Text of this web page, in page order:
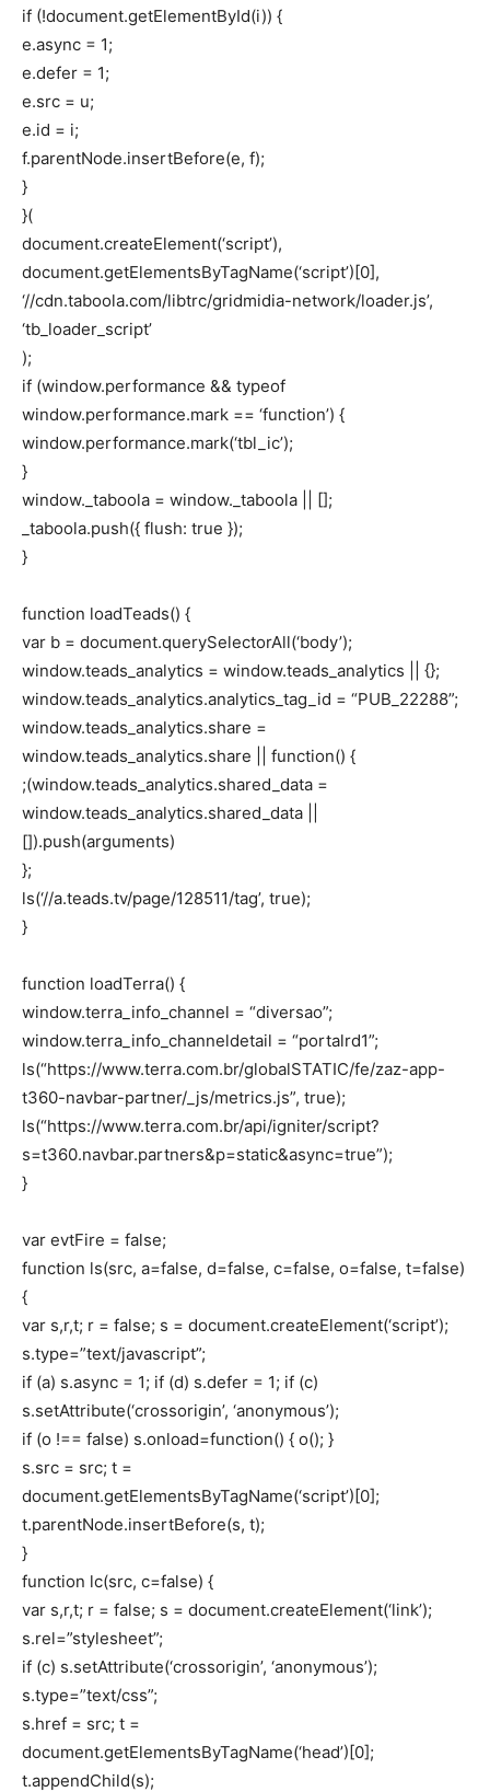
if (!document.getElementById(i)) {
e.async = 1;
e.defer = 1;
e.src = u;
e.id = i;
f.parentNode.insertBefore(e, f);
}
}(
document.createElement(‘script’),
document.getElementsByTagName(‘script’)[0],
‘//cdn.taboola.com/libtrc/gridmidia-network/loader.js’,
‘tb_loader_script’
);
if (window.performance && typeof
window.performance.mark == ‘function’) {
window.performance.mark(‘tbl_ic’);
}
window._taboola = window._taboola || [];
_taboola.push({ flush: true });
}
function loadTeads() {
var b = document.querySelectorAll(‘body’);
window.teads_analytics = window.teads_analytics || {};
window.teads_analytics.analytics_tag_id = “PUB_22288”;
window.teads_analytics.share =
window.teads_analytics.share || function() {
;(window.teads_analytics.shared_data =
window.teads_analytics.shared_data ||
[]).push(arguments)
};
ls(‘//a.teads.tv/page/128511/tag’, true);
}
function loadTerra() {
window.terra_info_channel = “diversao”;
window.terra_info_channeldetail = “portalrd1”;
ls(“https://www.terra.com.br/globalSTATIC/fe/zaz-app-
t360-navbar-partner/_js/metrics.js”, true);
ls(“https://www.terra.com.br/api/igniter/script?
s=t360.navbar.partners&p=static&async=true”);
}
var evtFire = false;
function ls(src, a=false, d=false, c=false, o=false, t=false)
{
var s,r,t; r = false; s = document.createElement(‘script’);
s.type=”text/javascript”;
if (a) s.async = 1; if (d) s.defer = 1; if (c)
s.setAttribute(‘crossorigin’, ‘anonymous’);
if (o !== false) s.onload=function() { o(); }
s.src = src; t =
document.getElementsByTagName(‘script’)[0];
t.parentNode.insertBefore(s, t);
}
function lc(src, c=false) {
var s,r,t; r = false; s = document.createElement(‘link’);
s.rel=”stylesheet”;
if (c) s.setAttribute(‘crossorigin’, ‘anonymous’);
s.type=”text/css”;
s.href = src; t =
document.getElementsByTagName(‘head’)[0];
t.appendChild(s);